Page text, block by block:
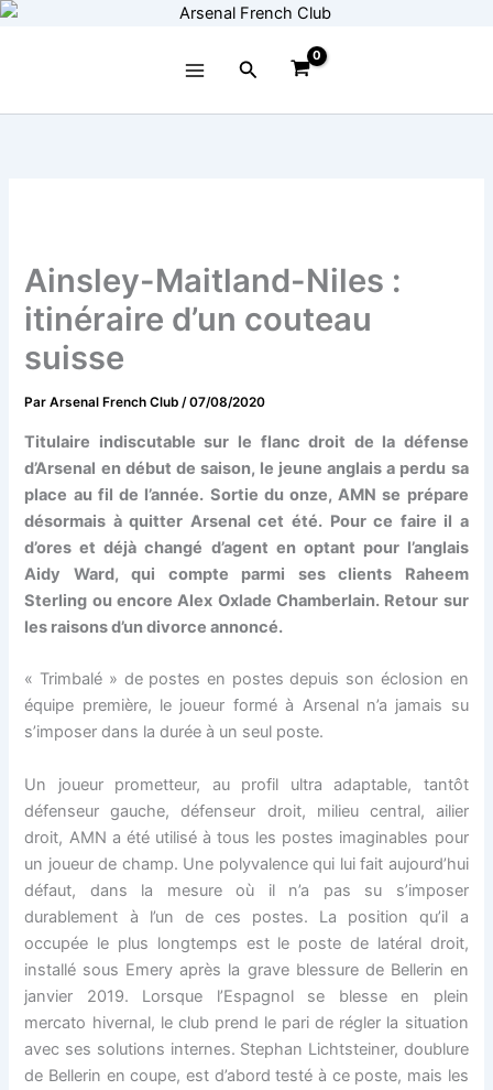
Aller
Rechercher
Ainsley-Maitland-Niles :
itinéraire d’un couteau
suisse
ParArsenal French Club/07/08/2020
Titulaire indiscutable sur le flanc droit de la défense
d’Arsenal en début de saison, le jeune anglais a perdu sa
place au fil de l’année. Sortie du onze, AMN se prépare
désormais à quitter Arsenal cet été. Pour ce faire il a
d’ores et déjà changé d’agent en optant pour l’anglais
Aidy Ward, qui compte parmi ses clients Raheem
Sterling ou encore Alex Oxlade Chamberlain. Retour sur
les raisons d’un divorce annoncé.
« Trimbalé » de postes en postes depuis son éclosion en
équipe première, le joueur formé à Arsenal n’a jamais su
s’imposer dans la durée à un seul poste.
Un joueur prometteur, au profil ultra adaptable, tantôt
défenseur gauche, défenseur droit, milieu central, ailier
droit, AMN a été utilisé à tous les postes imaginables pour
un joueur de champ. Une polyvalence qui lui fait aujourd’hui
défaut, dans la mesure où il n’a pas su s’imposer
durablement à l’un de ces postes. La position qu’il a
occupée le plus longtemps est le poste de latéral droit,
installé sous Emery après la grave blessure de Bellerin en
janvier 2019. Lorsque l’Espagnol se blesse en plein
mercato hivernal, le club prend le pari de régler la situation
avec ses solutions internes. Stephan Lichtsteiner, doublure
de Bellerin en coupe, est d’abord testé à ce poste, mais les